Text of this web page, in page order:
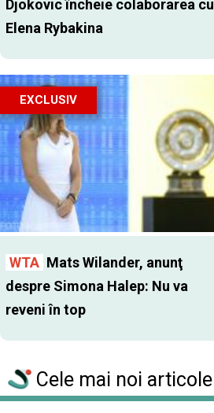
Djokovic încheie colaborarea cu
Elena Rybakina
EXCLUSIV
WTA Mats Wilander, anunţ
despre Simona Halep: Nu va
reveni în top
Cele mai noi articole